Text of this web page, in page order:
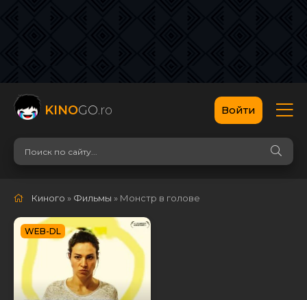
KINOGO.ro Войти
Киного » Фильмы » Монстр в голове
WEB-DL